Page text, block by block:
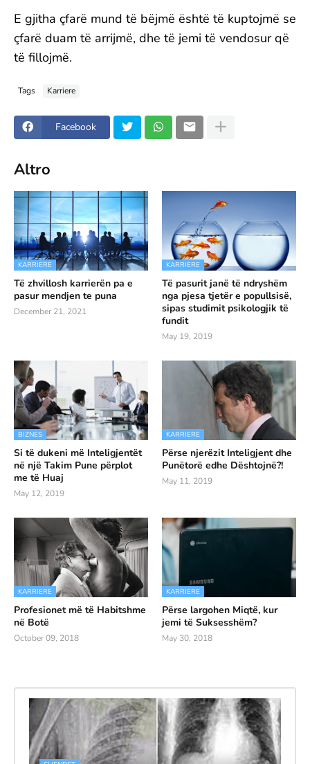
E gjitha çfarë mund të bëjmë është të kuptojmë se
çfarë duam të arrijmë, dhe të jemi të vendosur që
të fillojmë.
Tags Karriere
Facebook
Altro
KARRIERE
Të zhvillosh karrierën pa e
pasur mendjen te puna
December 21, 2021
KARRIERE
Të pasurit janë të ndryshëm
nga pjesa tjetër e popullsisë,
sipas studimit psikologjik të
fundit
May 19, 2019
BIZNES
Si të dukeni më Inteligjentët
në një Takim Pune përplot
me të Huaj
May 12, 2019
KARRIERE
Përse njerëzit Inteligjent dhe
Punëtorë edhe Dështojnë?!
May 11, 2019
KARRIERE
Profesionet më të Habitshme
në Botë
October 09, 2018
KARRIERE
Përse largohen Miqtë, kur
jemi të Suksesshëm?
May 30, 2018